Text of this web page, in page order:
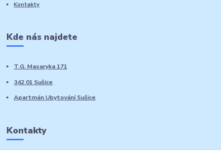
Kontakty
Kde nás najdete
T.G. Masaryka 171
342 01 Sušice
Apartmán Ubytování Sušice
Kontakty